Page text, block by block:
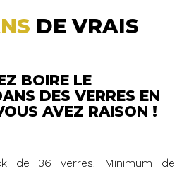
DE VRAIS
BOIRE LE
DES VERRES EN
AVEZ RAISON !
de 36 verres. Minimum de